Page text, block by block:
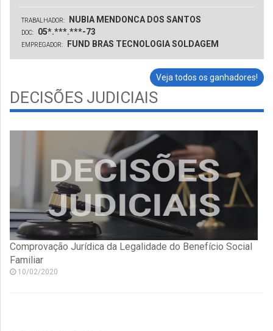
TRABALHADOR: NUBIA MENDONCA DOS SANTOS
DOC: 05*.***.***-73
EMPREGADOR: FUND BRAS TECNOLOGIA SOLDAGEM
Veja todos os ganhadores!
DECISÕES JUDICIAIS
Comprovação Jurídica da Legalidade do Benefício Social
Familiar
10/02/2020